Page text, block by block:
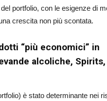
portfolio, con le esigenze di
crescita non più scontata.
“più economici” in
alcoliche, Spirits,
è stato determinante nei